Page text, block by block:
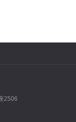
2506